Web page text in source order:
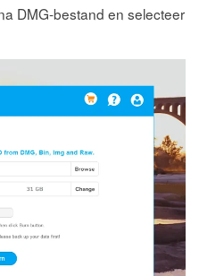
DMG-bestand en selecteer